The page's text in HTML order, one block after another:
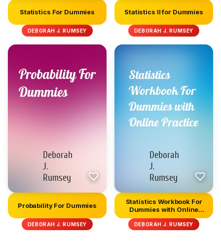
Statistics For Dummies
DEBORAH J. RUMSEY
Statistics II for Dummies
DEBORAH J. RUMSEY
Probability For Dummies
DEBORAH J. RUMSEY
Statistics Workbook For
Dummies with Online
Practi...
DEBORAH J. RUMSEY